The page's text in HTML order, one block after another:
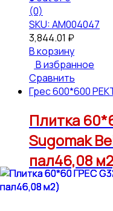
(0)
SKU: АМ004047
3,844.01 ₽
В корзину
В избранное
Сравнить
Грес 600*600
Плитка
Sugomak
пал46,08